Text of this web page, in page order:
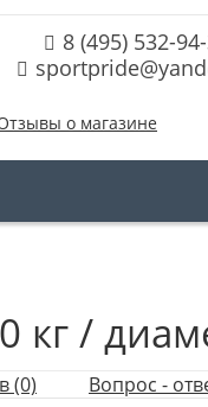
8 (495) 532-
о магазине
кг /
(0) Вопрос -